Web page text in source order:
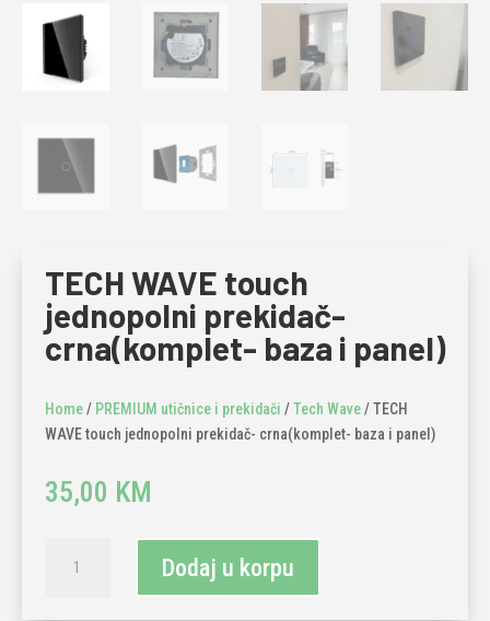
TECH WAVE touch
jednopolni prekidač-
crna(komplet- baza i panel)
Home/ PREMIUM utičnice i prekidači /Tech Wave/ TECH
WAVE touch jednopolni prekidač- crna(komplet- baza i panel)
35,00 KM
WAVE
Dodaj u korpu